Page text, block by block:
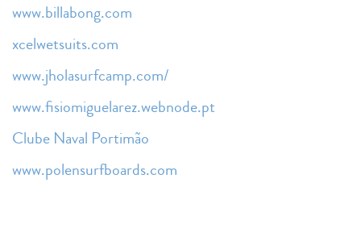
www.billabong.com
xcelwetsuits.com
www.jholasurfcamp.com/
www.fisiomiguelarez.webnode.pt
Clube Naval Portimão
www.polensurfboards.com